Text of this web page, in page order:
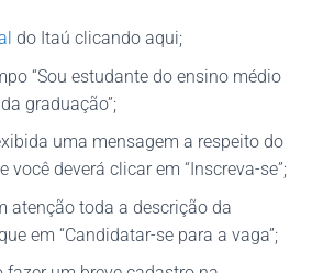
do Itaú clicando aqui;
“Sou estudante do ensino médio
graduação”;
uma mensagem a respeito do
você deverá clicar em “Inscreva-se”;
atenção toda a descrição da
em “Candidatar-se para a vaga”;